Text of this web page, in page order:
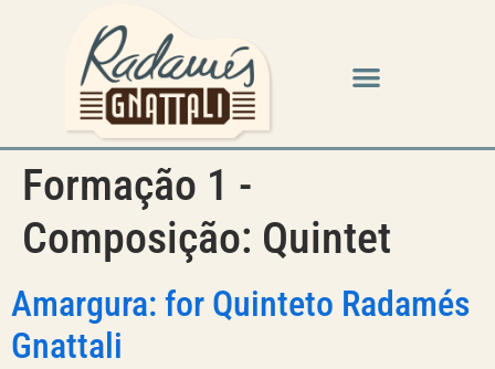
Formação 1 -
Composição: Quintet
Amargura: for Quinteto Radamés
Gnattali